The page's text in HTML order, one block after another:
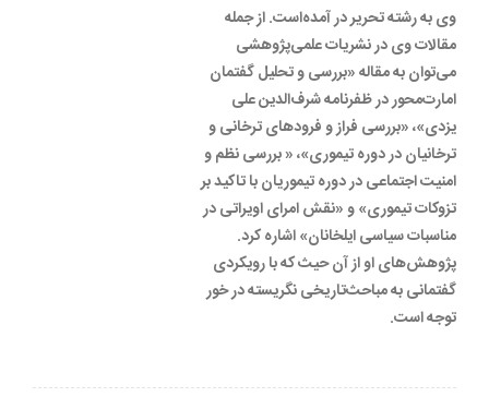
وی به رشته تحریر در آمده‌است. از جمله
مقالات وی در نشریات علمی‌پژوهشی
می‌توان به مقاله «بررسی و تحلیل گفتمان
امارت‌محور در ظفرنامه شرف‌الدین علی
یزدی»، «بررسی فراز و فرودهای ترخانی و
ترخانیان در دوره تیموری»، « بررسی نظم و
امنیت اجتماعی در دوره تیموریان با تاکید بر
تزوکات تیموری» و «نقش امرای اویراتی در
مناسبات سیاسی ایلخانان» اشاره کرد.
پژوهش‌های او از آن حیث که با رویکردی
گفتمانی به مباحث‌تاریخی نگریسته در خور
توجه است.